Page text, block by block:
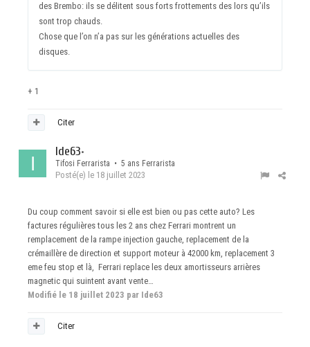
des Brembo: ils se délitent sous forts frottements des lors qu’ils
sont trop chauds.
Chose que l’on n’a pas sur les générations actuelles des
disques.
+ 1
Citer
Ide63•
Tifosi Ferrarista • 5 ans Ferrarista
Posté(e) le 18 juillet 2023
Du coup comment savoir si elle est bien ou pas cette auto? Les
factures régulières tous les 2 ans chez Ferrari montrent un
remplacement de la rampe injection gauche, replacement de la
crémaillère de direction et support moteur à 42000 km, replacement 3
eme feu stop et là, Ferrari replace les deux amortisseurs arrières
magnetic qui suintent avant vente…
Modifié le 18 juillet 2023 par Ide63
Citer